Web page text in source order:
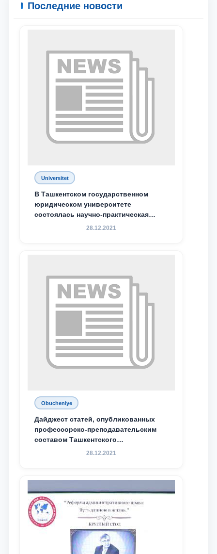
Ваше имя и фамилия
Последние новости
Universitet
В Ташкентском государственном
юридическом университете
состоялась научно-практическая
конференция магистрантов
28.12.2021
Obucheniye
Дайджест статей, опубликованных
профессорско-преподавательским
составом Ташкентского
государственного юридического
доведения до международного
сообщества результатов реформ и
исследований в сфере
противодействия коррупции
28.12.2021